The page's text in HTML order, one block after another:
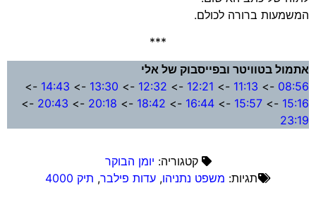
המשמעות ברורה לכולם.
***
אתמול בטוויטר ובפייסבוק של אלי
08:56
->
11:13
->
12:21
->
12:32
->
13:30
->
14:43
->
15:16
->
15:57
->
16:44
->
18:42
->
20:18
->
20:43
->
23:19
קטגוריה: יומן הבוקר
תגיות: משפט נתניהו, עדות פילבר, תיק 4000